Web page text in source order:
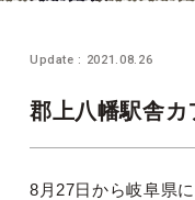
Update : 2021.08.26
郡上八幡駅舎カ
8月27日から岐阜県